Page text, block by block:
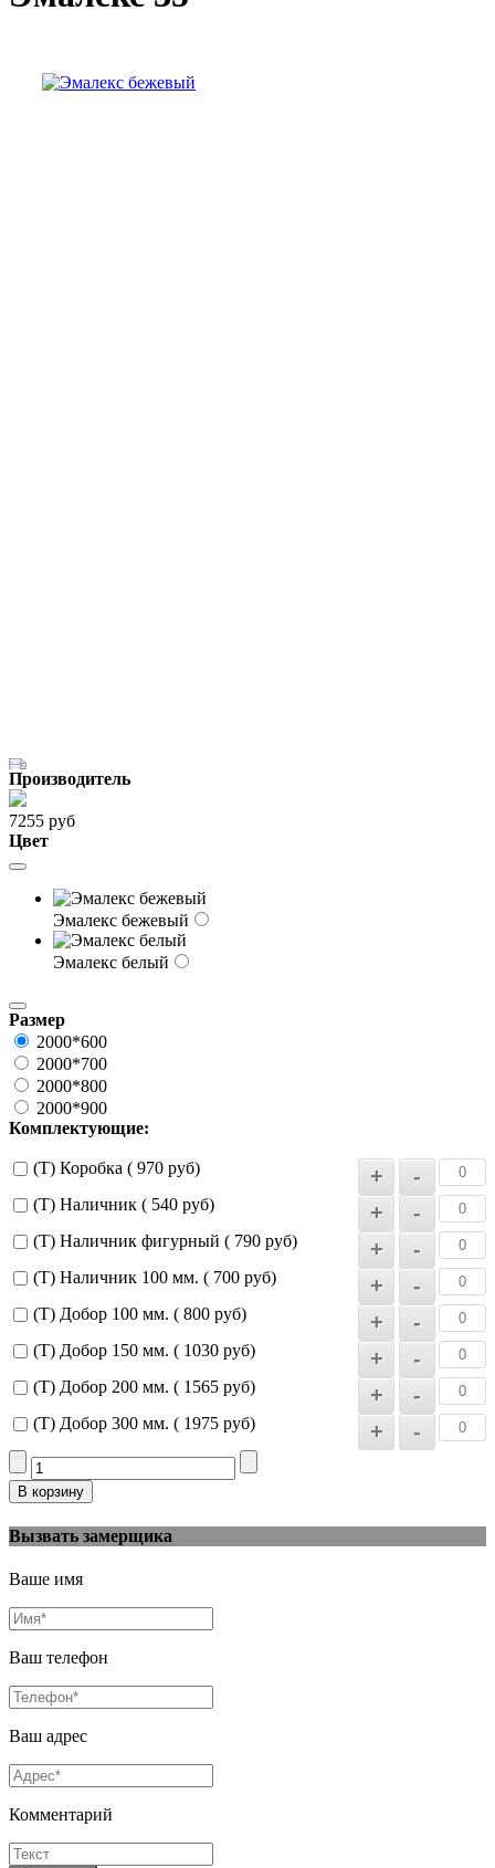
Производитель
7255 руб
Цвет
Эмалекс бежевый
Эмалекс белый
Размер
2000*600
2000*700
2000*800
2000*900
Комплектующие:
(Т) Коробка ( 970 руб)
(Т) Наличник ( 540 руб)
(Т) Наличник фигурный ( 790 руб)
(Т) Наличник 100 мм. ( 700 руб)
(Т) Добор 100 мм. ( 800 руб)
(Т) Добор 150 мм. ( 1030 руб)
(Т) Добор 200 мм. ( 1565 руб)
(Т) Добор 300 мм. ( 1975 руб)
Вызвать замерщика
Ваше имя
Ваш телефон
Ваш адрес
Комментарий